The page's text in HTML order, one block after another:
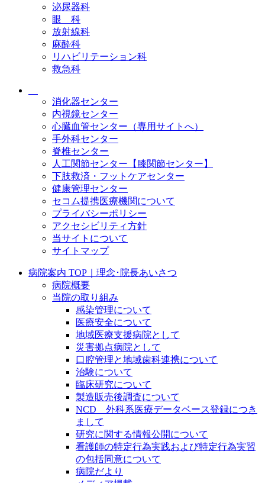
泌尿器科
眼 科
放射線科
麻酔科
リハビリテーション科
救急科
消化器センター
内視鏡センター
心臓血管センター（専用サイトへ）
手外科センター
脊椎センター
人工関節センター【膝関節センター】
下肢救済・フットケアセンター
健康管理センター
セコム提携医療機関について
プライバシーポリシー
アクセシビリティ方針
当サイトについて
サイトマップ
病院案内 TOP｜理念･院長あいさつ
病院概要
当院の取り組み
感染管理について
医療安全について
地域医療支援病院として
災害拠点病院として
口腔管理と地域歯科連携について
治験について
臨床研究について
製造販売後調査について
NCD 外科系医療データベース登録につき
まして
研究に関する情報公開について
看護師の特定行為実践および特定行為実習
の包括同意について
病院だより